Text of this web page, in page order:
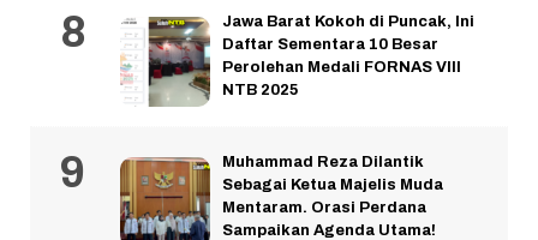
Jawa Barat Kokoh di Puncak, Ini
Daftar Sementara 10 Besar
Perolehan Medali FORNAS VIII
NTB 2025
Muhammad Reza Dilantik
Sebagai Ketua Majelis Muda
Mentaram. Orasi Perdana
Sampaikan Agenda Utama!